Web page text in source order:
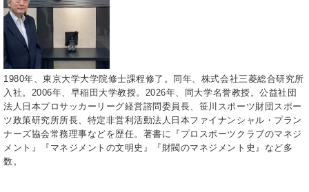
1980年、東京大学大学院修士課程修了。同年、株式会社三菱総合研究所
入社。2006年、早稲田大学教授。2026年、同大学名誉教授。公益社団
法人日本プロサッカーリーグ経営諮問委員長、笹川スポーツ財団スポー
ツ政策研究所所長、特定非営利活動法人日本ファイナンシャル・プラン
ナーズ協会常務理事などを歴任。著書に『プロスポーツクラブのマネジ
メント』『マネジメントの文明史』『財閥のマネジメント史』など多
数。